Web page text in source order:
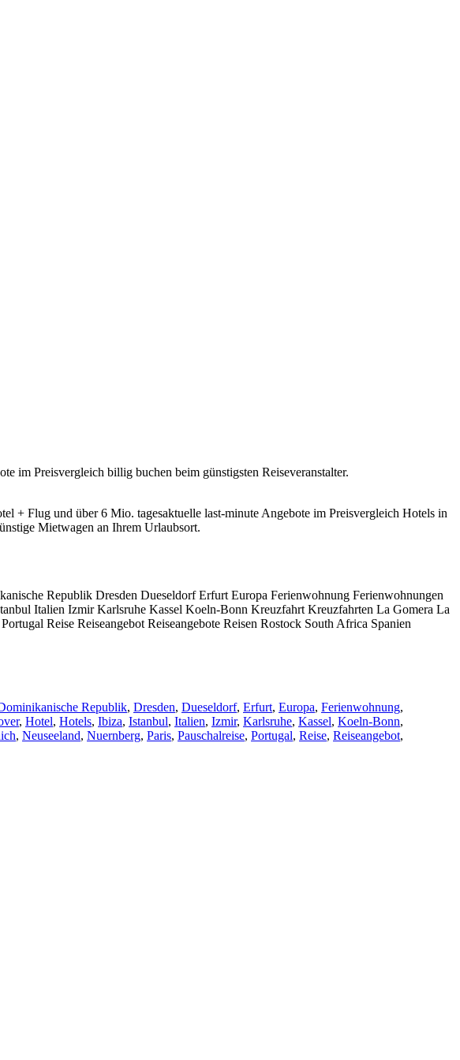
im Preisvergleich billig buchen beim günstigsten Reiseveranstalter.
+ Flug und über 6 Mio. tagesaktuelle last-minute Angebote im Preisvergleich Hotels in
Mietwagen an Ihrem Urlaubsort.
Republik Dresden Dueseldorf Erfurt Europa Ferienwohnung Ferienwohnungen
Italien Izmir Karlsruhe Kassel Koeln-Bonn Kreuzfahrt Kreuzfahrten La Gomera La
Reise Reiseangebot Reiseangebote Reisen Rostock South Africa Spanien
Republik, Dresden, Dueseldorf, Erfurt, Europa, Ferienwohnung,
, Hotel, Hotels, Ibiza, Istanbul, Italien, Izmir, Karlsruhe, Kassel, Koeln-Bonn,
, Neuseeland, Nuernberg, Paris, Pauschalreise, Portugal, Reise, Reiseangebot,